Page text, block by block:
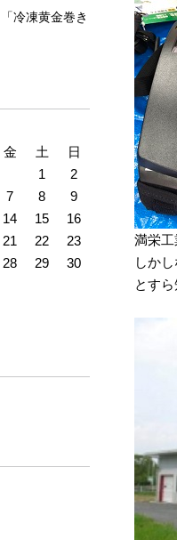
冷凍黄金巻き
金 土
日
1
2
7 8
9
14 15
16
21 22
23
28 29
30
満栄
しか
とす